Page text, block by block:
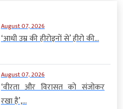
August 07, 2026
‘आधी उम्र की हीरोइनों से’ हीरो की...
August 07, 2026
‘वीरता और विरासत को संजोकर
रखा है’,...